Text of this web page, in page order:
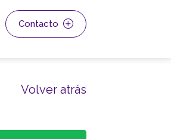
Contacto
Volver atrás